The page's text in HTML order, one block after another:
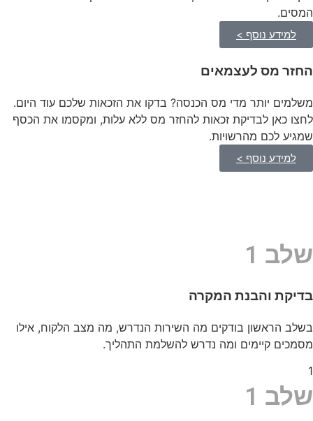
המסים.
למידע נוסף >
החזר מס לעצמאים
משלמים יותר מדי מס הכנסה? בדקו את הזכאות שלכם עוד היום.
לחצו כאן לבדיקת זכאות להחזר מס ללא עלות, ומקסמו את הכסף
שמגיע לכם מהרשויות.
למידע נוסף >
שלב 1
בדיקת והבנת המקרה
בשלב הראשון בודקים מה השירות הנדרש, מה מצב הלקוח, אילו
מסמכים קיימים ומה נדרש להשלמת התהליך.
1
שלב 1